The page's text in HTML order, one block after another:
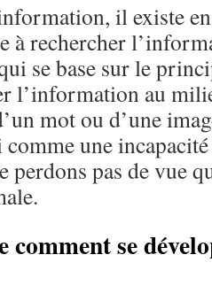
il existe
à rechercher
se base sur le
l’information au
mot ou d’une
une
perdons pas de vue
comment se